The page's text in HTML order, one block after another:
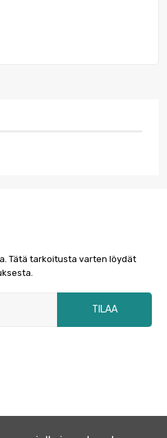
Tätä tarkoitusta varten löydät
TILAA